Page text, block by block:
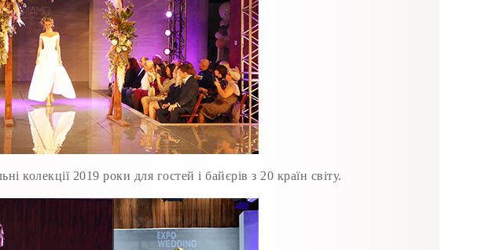
колекції 2019 роки для гостей і байєрів з 20 країн світу.